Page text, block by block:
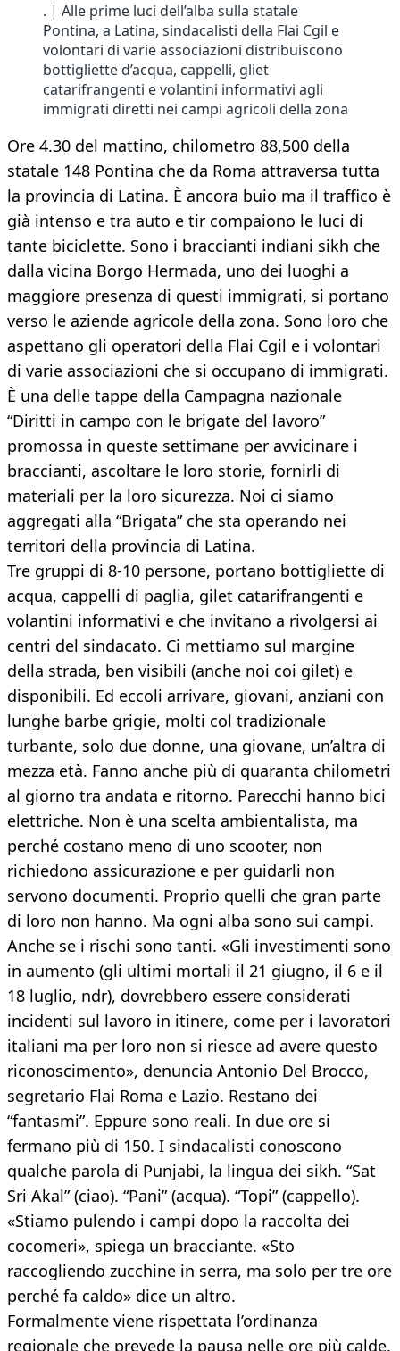
. | Alle prime luci dell’alba sulla statale
Pontina, a Latina, sindacalisti della Flai Cgil e
volontari di varie associazioni distribuiscono
bottigliette d’acqua, cappelli, gliet
catarifrangenti e volantini informativi agli
immigrati diretti nei campi agricoli della zona
Ore 4.30 del mattino, chilometro 88,500 della
statale 148 Pontina che da Roma attraversa tutta
la provincia di Latina. È ancora buio ma il traffico è
già intenso e tra auto e tir compaiono le luci di
tante biciclette. Sono i braccianti indiani sikh che
dalla vicina Borgo Hermada, uno dei luoghi a
maggiore presenza di questi immigrati, si portano
verso le aziende agricole della zona. Sono loro che
aspettano gli operatori della Flai Cgil e i volontari
di varie associazioni che si occupano di immigrati.
È una delle tappe della Campagna nazionale
“Diritti in campo con le brigate del lavoro”
promossa in queste settimane per avvicinare i
braccianti, ascoltare le loro storie, fornirli di
materiali per la loro sicurezza. Noi ci siamo
aggregati alla “Brigata” che sta operando nei
territori della provincia di Latina.
Tre gruppi di 8-10 persone, portano bottigliette di
acqua, cappelli di paglia, gilet catarifrangenti e
volantini informativi e che invitano a rivolgersi ai
centri del sindacato. Ci mettiamo sul margine
della strada, ben visibili (anche noi coi gilet) e
disponibili. Ed eccoli arrivare, giovani, anziani con
lunghe barbe grigie, molti col tradizionale
turbante, solo due donne, una giovane, un’altra di
mezza età. Fanno anche più di quaranta chilometri
al giorno tra andata e ritorno. Parecchi hanno bici
elettriche. Non è una scelta ambientalista, ma
perché costano meno di uno scooter, non
richiedono assicurazione e per guidarli non
servono documenti. Proprio quelli che gran parte
di loro non hanno. Ma ogni alba sono sui campi.
Anche se i rischi sono tanti. «Gli investimenti sono
in aumento (gli ultimi mortali il 21 giugno, il 6 e il
18 luglio, ndr), dovrebbero essere considerati
incidenti sul lavoro in itinere, come per i lavoratori
italiani ma per loro non si riesce ad avere questo
riconoscimento», denuncia Antonio Del Brocco,
segretario Flai Roma e Lazio. Restano dei
“fantasmi”. Eppure sono reali. In due ore si
fermano più di 150. I sindacalisti conoscono
qualche parola di Punjabi, la lingua dei sikh. “Sat
Sri Akal” (ciao). “Pani” (acqua). “Topi” (cappello).
«Stiamo pulendo i campi dopo la raccolta dei
cocomeri», spiega un bracciante. «Sto
raccogliendo zucchine in serra, ma solo per tre ore
perché fa caldo» dice un altro.
Formalmente viene rispettata l’ordinanza
regionale che prevede la pausa nelle ore più calde.